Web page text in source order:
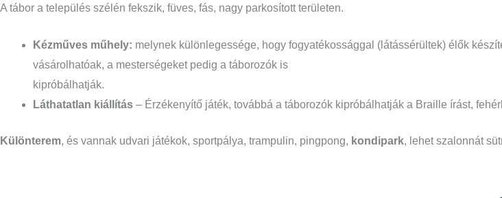
A tábor a település szélén fekszik, füves, fás, nagy parkosított területen.
Kézműves műhely: melynek különlegessége, hogy fogyatékossággal (látássérültek) élők
vásárolhatóak, a mesterségeket pedig a táborozók is
kipróbálhatják.
Láthatatlan kiállítás – Érzékenyítő játék, továbbá a táborozók kipróbálhatják a Braille írást,
Különterem, és vannak udvari játékok, sportpálya, trampulin, pingpong, kondipark, lehet szalonnát